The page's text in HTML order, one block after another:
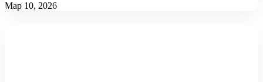
Мар 10, 2026